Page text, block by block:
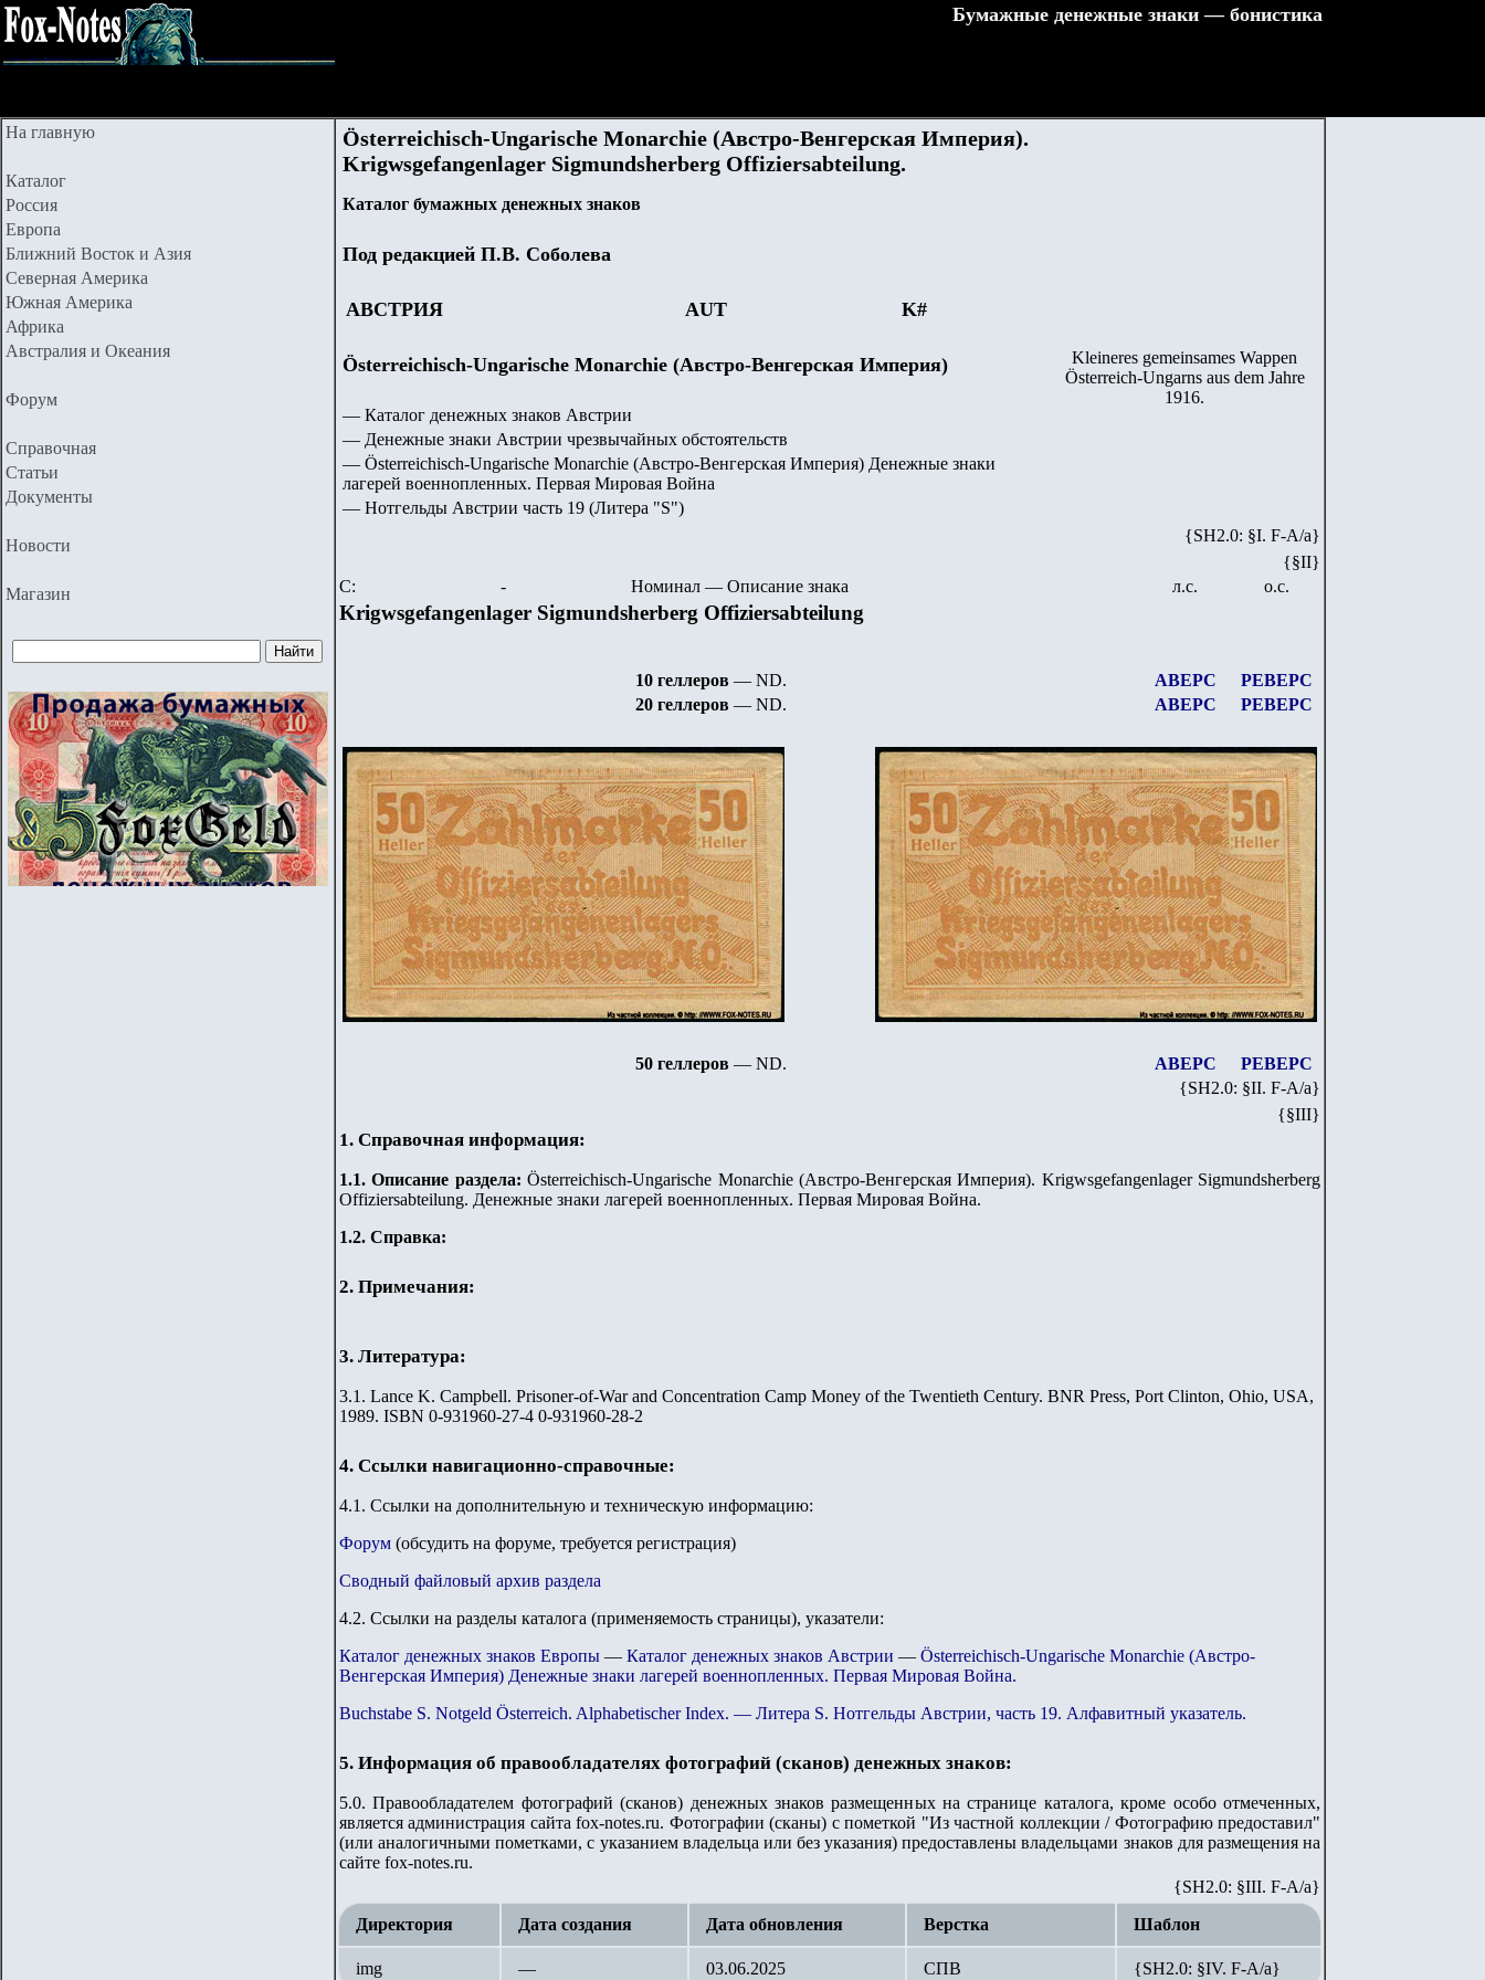
Бумажные денежные знаки — бонистика
На главную
Каталог
Россия
Европа
Ближний Восток и Азия
Северная Америка
Южная Америка
Африка
Австралия и Океания
Форум
Справочная
Статьи
Документы
Новости
Магазин
Österreichisch-Ungarische Monarchie (Австро-Венгерская Империя).
Krigwsgefangenlager Sigmundsherberg Offiziersabteilung.
Каталог бумажных денежных знаков
Под редакцией П.В. Соболева
АВСТРИЯ AUT K#
Österreichisch-Ungarische Monarchie (Австро-Венгерская Империя)
— Каталог денежных знаков Австрии
— Денежные знаки Австрии чрезвычайных обстоятельств
— Österreichisch-Ungarische Monarchie (Австро-Венгерская Империя) Денежные знаки
лагерей военнопленных. Первая Мировая Война
— Нотгельды Австрии часть 19 (Литера "S")
Kleineres gemeinsames Wappen
Österreich-Ungarns aus dem Jahre
1916.
{SH2.0: §I. F-А/а}
{§II}
C: - Номинал — Описание знака л.с. о.с.
Krigwsgefangenlager Sigmundsherberg Offiziersabteilung
10 геллеров — ND. АВЕРС
РЕВЕРС
20 геллеров — ND. АВЕРС РЕВЕРС
50 геллеров — ND. АВЕРС
РЕВЕРС
{SH2.0: §II. F-A/a}
{§III}
1. Справочная информация:
1.1.Описание раздела: Österreichisch-Ungarische Monarchie (Австро-Венгерская Империя). Krigwsgefangenlager Sigmundsherberg
Offiziersabteilung. Денежные знаки лагерей военнопленных. Первая Мировая Война.
1.2. Справка:
2. Примечания:
3. Литература:
3.1 . Lance K. Campbell. Prisoner-of-War and Concentration Camp Money of the Twentieth Century. BNR Press, Port Clinton, Ohio, USA,
1989. ISBN 0-931960-27-4 0-931960-28-2
4. Ссылки навигационно-справочные:
4.1. Ссылки на дополнительную и техническую информацию:
Форум (обсудить на форуме, требуется регистрация)
Сводный файловый архив раздела
4.2. Ссылки на разделы каталога (применяемость страницы), указатели:
Каталог денежных знаков Европы — Каталог денежных знаков Австрии — Österreichisch-Ungarische Monarchie (Австро-
Венгерская Империя) Денежные знаки лагерей военнопленных. Первая Мировая Война.
Buchstabe S. Notgeld Österreich. Alphabetischer Index. — Литера S. Нотгельды Австрии, часть 19. Алфавитный указатель.
5. Информация об правообладателях фотографий (сканов) денежных знаков:
5.0. Правообладателем фотографий (сканов) денежных знаков размещенных на странице каталога, кроме особо отмеченных,
является администрация сайта fox-notes.ru. Фотографии (сканы) с пометкой "Из частной коллекции / Фотографию предоставил"
(или аналогичными пометками, с указанием владельца или без указания) предоставлены владельцами знаков для размещения на
сайте fox-notes.ru.
{SH2.0: §III. F-A/а}
Директория
Дата создания Дата обновления Верстка Шаблон
img — 03.06.2025 СПВ {SH2.0: §IV. F-А/а}